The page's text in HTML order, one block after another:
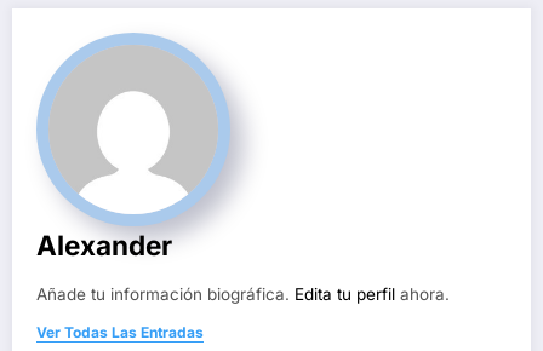
Alexander
Añade tu información biográfica. Edita tu perfil ahora.
Ver Todas Las Entradas